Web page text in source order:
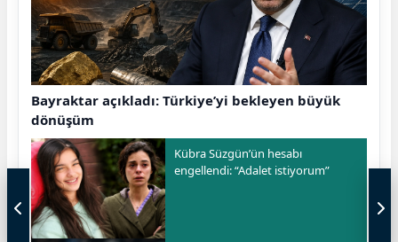
Bayraktar açıkladı: Türkiye’yi bekleyen büyük
dönüşüm
Kübra Süzgün’ün hesabı
engellendi: “Adalet istiyorum”